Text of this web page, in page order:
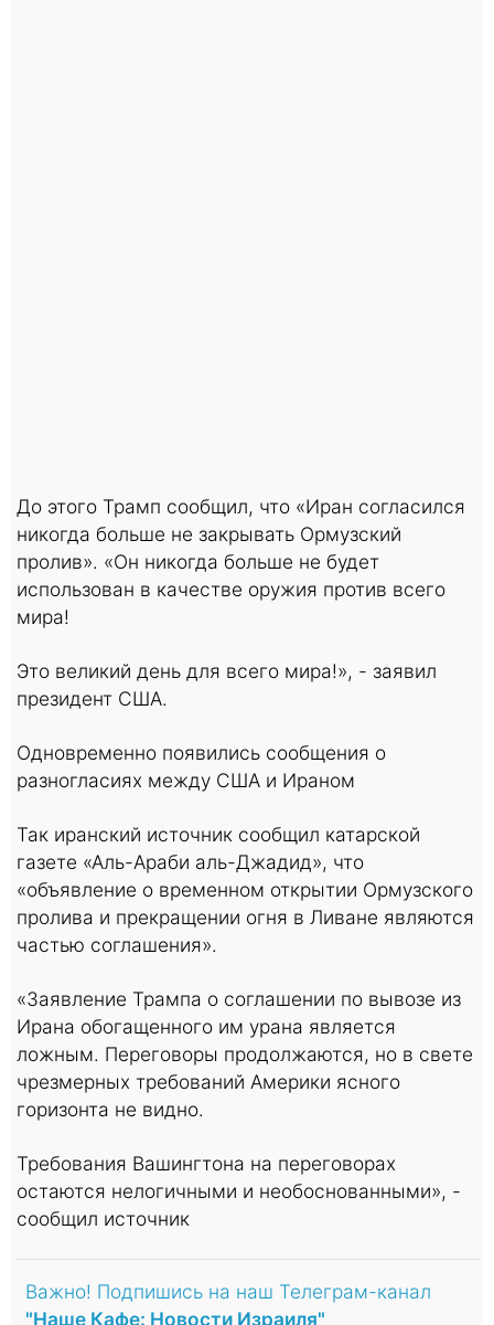
До этого Трамп сообщил, что «Иран согласился
никогда больше не закрывать Ормузский
пролив». «Он никогда больше не будет
использован в качестве оружия против всего
мира!
Это великий день для всего мира!», - заявил
президент США.
Одновременно появились сообщения о
разногласиях между США и Ираном
Так иранский источник сообщил катарской
газете «Аль-Араби аль-Джадид», что
«объявление о временном открытии Ормузского
пролива и прекращении огня в Ливане являются
частью соглашения».
«Заявление Трампа о соглашении по вывозе из
Ирана обогащенного им урана является
ложным. Переговоры продолжаются, но в свете
чрезмерных требований Америки ясного
горизонта не видно.
Требования Вашингтона на переговорах
остаются нелогичными и необоснованными», -
сообщил источник
Важно! Подпишись на наш Телеграм-канал
"Наше Кафе: Новости Израиля"